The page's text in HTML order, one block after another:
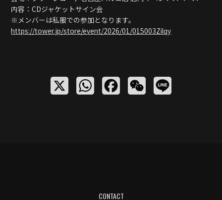
内容：CDジャケットサイン会
※メンバーは私服での参加となります。
https://tower.jp/store/event/2026/01/015003Zilqy
o
CONTACT